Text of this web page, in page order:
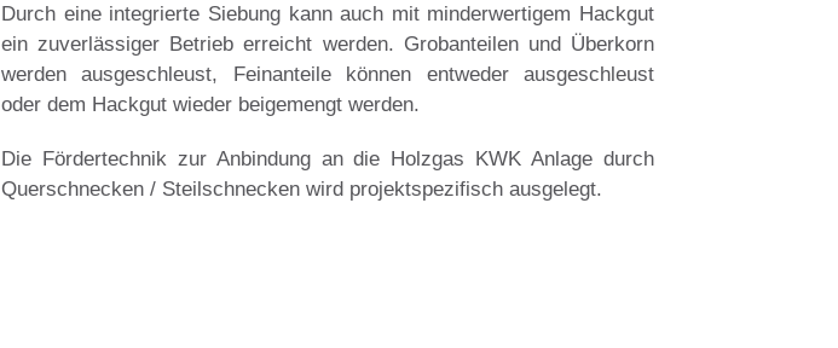
Durch eine integrierte Siebung kann auch mit minderwertigem Hackgut
ein zuverlässiger Betrieb erreicht werden. Grobanteilen und Überkorn
werden ausgeschleust, Feinanteile können entweder ausgeschleust
oder dem Hackgut wieder beigemengt werden.
Die Fördertechnik zur Anbindung an die Holzgas KWK Anlage durch
Querschnecken / Steilschnecken wird projektspezifisch ausgelegt.